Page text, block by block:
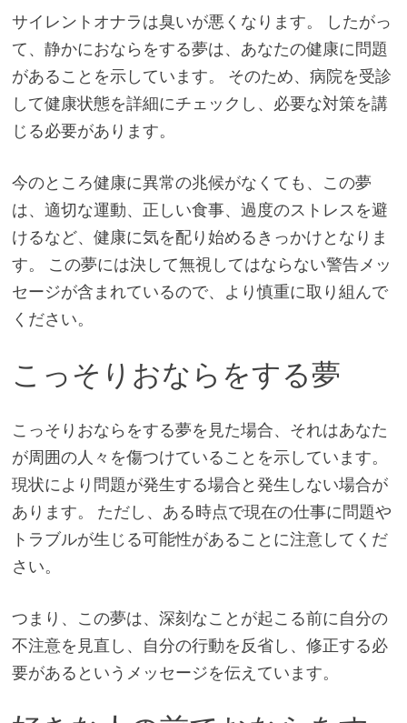
サイレントオナラは臭いが悪くなります。 したがっ
て、静かにおならをする夢は、あなたの健康に問題
があることを示しています。 そのため、病院を受診
して健康状態を詳細にチェックし、必要な対策を講
じる必要があります。
今のところ健康に異常の兆候がなくても、この夢
は、適切な運動、正しい食事、過度のストレスを避
けるなど、健康に気を配り始めるきっかけとなりま
す。 この夢には決して無視してはならない警告メッ
セージが含まれているので、より慎重に取り組んで
ください。
こっそりおならをする夢
こっそりおならをする夢を見た場合、それはあなた
が周囲の人々を傷つけていることを示しています。
現状により問題が発生する場合と発生しない場合が
あります。 ただし、ある時点で現在の仕事に問題や
トラブルが生じる可能性があることに注意してくだ
さい。
つまり、この夢は、深刻なことが起こる前に自分の
不注意を見直し、自分の行動を反省し、修正する必
要があるというメッセージを伝えています。